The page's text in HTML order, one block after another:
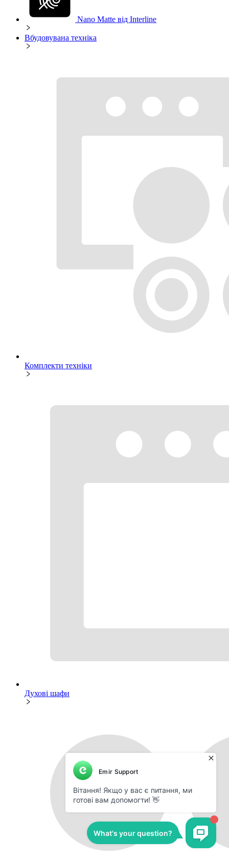
Nano Matte від Interline
Вбудовувана техніка
Комплекти техніки
Духові шафи